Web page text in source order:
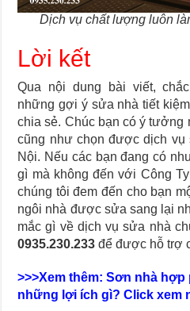
Dịch vụ chất lượng luôn
Lời kết
Qua nội dung bài viết,
những gợi ý sửa nhà tiết
chia sẻ. Chúc bạn có ý tưởng
cũng như chọn được dịch vụ
Nội. Nếu các bạn đang có
gì mà không đến với Công
chúng tôi đem đến cho bạn
ngôi nhà được sửa sang lại
mắc gì về dịch vụ sửa nhà
0935.230.233 để được hỗ trợ
>>>Xem thêm: Sơn nhà
những lợi ích gì? Click xem